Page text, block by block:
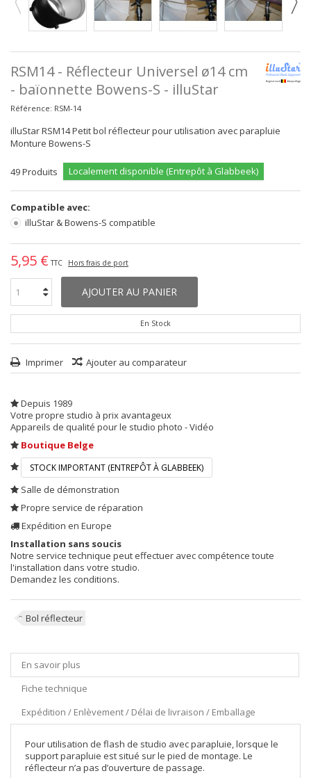
RSM14 - Réflecteur Universel ø14 cm
- baïonnette Bowens-S - illuStar
Référence: RSM-14
illuStar RSM14 Petit bol réflecteur pour utilisation avec parapluie
Monture Bowens-S
49Produits Localement disponible (Entrepôt à Glabbeek)
Compatible avec:
illuStar & Bowens-S compatible
5,95 € TTC Hors frais de port
AJOUTER AU PANIER
En Stock
Imprimer Ajouter au comparateur
Depuis 1989
Votre propre studio à prix avantageux
Appareils de qualité pour le studio photo - Vidéo
Boutique Belge
STOCK IMPORTANT (ENTREPÔT À GLABBEEK)
Salle de démonstration
Propre service de réparation
Expédition en Europe
Installation sans soucis
Notre service technique peut effectuer avec compétence toute
l'installation dans votre studio.
Demandez les conditions.
Bol réflecteur
En savoir plus
Fiche technique
Expédition / Enlèvement / Délai de livraison / Emballage
Pour utilisation de flash de studio avec parapluie, lorsque le
support parapluie est situé sur le pied de montage. Le
réflecteur n’a pas d’ouverture de passage.